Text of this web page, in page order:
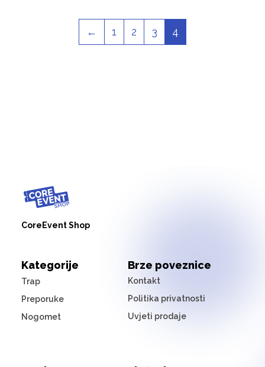
← 1 2 3 4
CoreEvent Shop
Kategorije
Trap
Preporuke
Nogomet
Brze poveznice
Kontakt
Politika privatnosti
Uvjeti prodaje